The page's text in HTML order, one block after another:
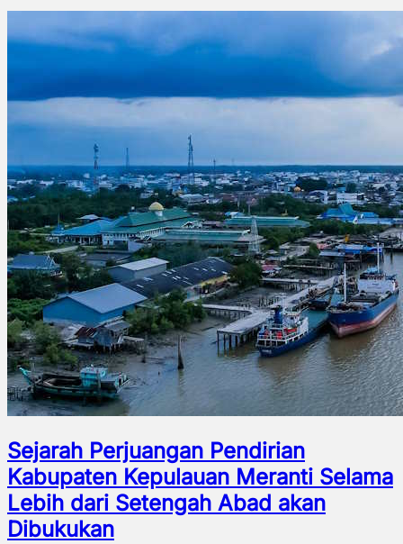
Sejarah Perjuangan Pendirian
Kabupaten Kepulauan Meranti Selama
Lebih dari Setengah Abad akan
Dibukukan